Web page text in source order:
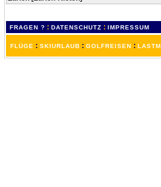
FRAGEN ? : DATENSCHUTZ : IMPRESSUM
FLÜGE : SKIURLAUB : GOLFREISEN :